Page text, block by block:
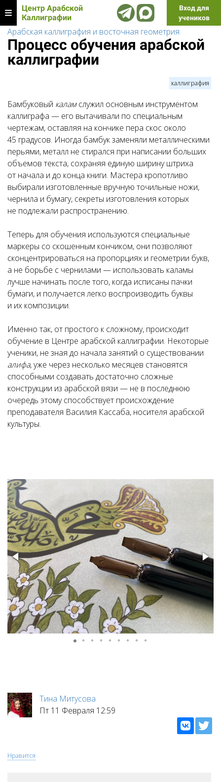
Центр Арабской
Каллиграфии
Вход для
учеников
Арабская каллиграфия и восточная геометрия
Процесс обучения арабской
каллиграфии
каллиграфия
Бамбуковый каламслужил основным инструментом
каллиграфа — его вытачивали по специальным
чертежам, оставляя на кончике пера скос около
45 градусов. Иногда бамбук заменяли металлическими
перьями, металл не стирался при написании больших
объемов текста, сохраняя единую ширину штриха
от начала и до конца книги. Мастера кропотливо
выбирали изготовленные вручную точильные ножи,
чернила и бумагу, секреты изготовления которых
не подлежали распространению.
Теперь для обучения используются специальные
маркеры со скошенным кончиком, они позволяют
сконцентрироваться на пропорциях и геометрии букв,
а не борьбе с чернилами — использовать каламы
лучше начинать после того, когда исписаны пачки
бумаги, и получается легко воспроизводить буквы
и их композиции.
Именно так, от простого к сложному, происходит
обучение в Центре арабской каллиграфии. Некоторые
ученики, не зная до начала занятий о существовании
алифа, уже через несколько месяцев становятся
способными создавать достаточно сложные
конструкции из арабской вязи — не в последнюю
очередь этому способствует происхождение
преподавателя Василия Кассаба, носителя арабской
культуры.
Тина Митусова
Пт 11 Февраля 12:59
Нравится